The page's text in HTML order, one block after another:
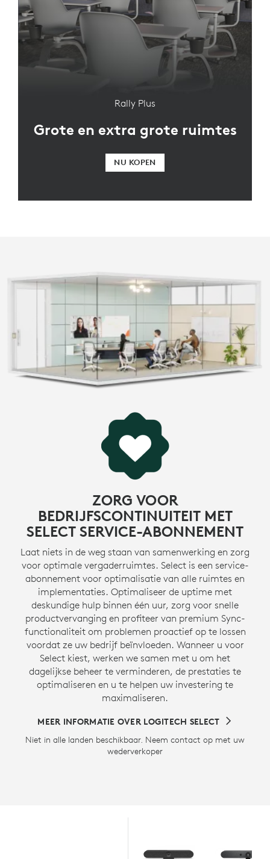
Rally Plus
Grote en extra grote ruimtes
NU KOPEN
ZORG VOOR
BEDRIJFSCONTINUITEIT MET
SELECT SERVICE-ABONNEMENT
Laat niets in de weg staan van samenwerking en zorg
voor optimale vergaderruimtes. Select is een service-
abonnement voor optimalisatie van alle ruimtes en
implementaties. Optimaliseer de uptime met
deskundige hulp binnen één uur, zorg voor snelle
productvervanging en profiteer van premium Sync-
functionaliteit om problemen proactief op te lossen
voordat ze uw bedrijf beïnvloeden. Wanneer u voor
Select kiest, werken we samen met u om het
dagelijkse beheer te verminderen, de prestaties te
optimaliseren en u te helpen uw investering te
maximaliseren.
MEER INFORMATIE OVER LOGITECH SELECT
Niet in alle landen beschikbaar. Neem contact op met uw
wederverkoper